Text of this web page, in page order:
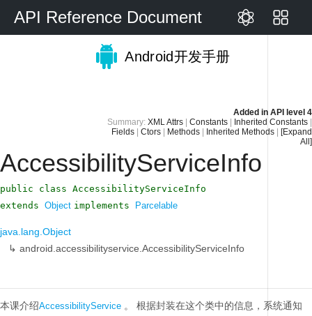
API Reference Document
Android开发手册
Added in API level 4
Summary: XML Attrs Constants Inherited Constants
Fields
Ctors Methods Inherited Methods
[Expand
All]
AccessibilityServiceInfo
public class AccessibilityServiceInfo
extends Object implements Parcelable
java.lang.Object
↳ android.accessibilityservice.AccessibilityServiceInfo
本课介绍AccessibilityService 。 根据封装在这个类中的信息，系统通知